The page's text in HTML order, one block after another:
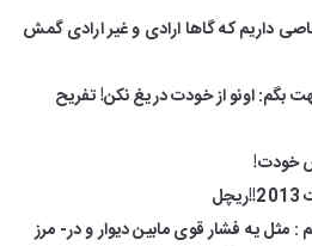
داریم که گاها ارادی و غیر ارادی گمش
بهت بگم: اونو از خودت دریغ نکن! تفریح
: مثل یه فشار قوی مابین دیوار و در- مرز